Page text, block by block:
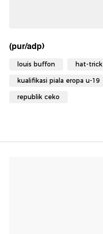
(pur/adp)
louis buffon hat-trick
kualifikasi piala eropa u-19
republik ceko